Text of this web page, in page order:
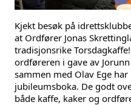
Kjekt besøk på
at Ordfører Jonas
tradisjonsrike
ordføreren i gave av
sammen med Olav Ege
jubileumsboka. De godt
både kaffe, kaker og